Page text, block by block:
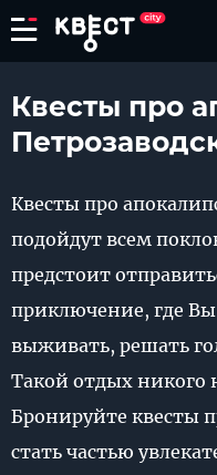
Квесты про
Квесты про
подойдут всем
предстоит
приключение, где Вы
выживать, решать
Такой отдых никого
Бронируйте квесты
стать частью